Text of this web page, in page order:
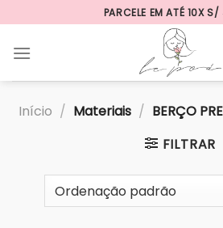
to
content
PARCELE EM ATÉ 10X
Início / Materiais / BERÇO
FILTRAR